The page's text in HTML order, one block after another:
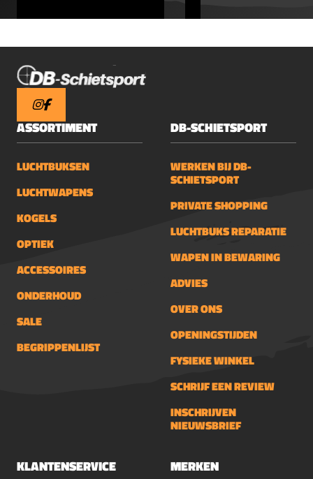
ASSORTIMENT
LUCHTBUKSEN
LUCHTWAPENS
KOGELS
OPTIEK
ACCESSOIRES
ONDERHOUD
SALE
BEGRIPPENLIJST
DB-SCHIETSPORT
WERKEN BIJ DB-
SCHIETSPORT
PRIVATE SHOPPING
LUCHTBUKS REPARATIE
WAPEN IN BEWARING
ADVIES
OVER ONS
OPENINGSTIJDEN
FYSIEKE WINKEL
SCHRIJF EEN REVIEW
INSCHRIJVEN
NIEUWSBRIEF
KLANTENSERVICE MERKEN